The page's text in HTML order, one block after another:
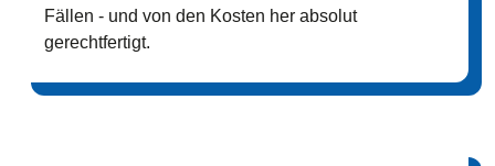
Fällen - und von den Kosten her absolut
gerechtfertigt.